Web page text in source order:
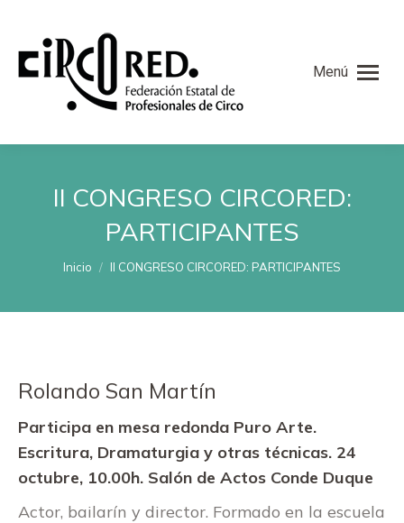
Menú
II CONGRESO CIRCORED:
PARTICIPANTES
Estás aquí:
Inicio II CONGRESO CIRCORED: PARTICIPANTES
Rolando San Martín
Participa en mesa redonda Puro Arte.
Escritura, Dramaturgia y otras técnicas. 24
octubre, 10.00h. Salón de Actos Conde Duque
Actor, bailarín y director. Formado en la escuela